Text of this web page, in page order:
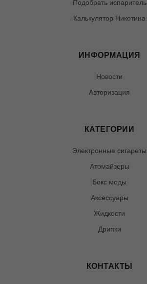
Подобрать испаритель
Калькулятор Никотина
ИНФОРМАЦИЯ
Новости
Авторизация
КАТЕГОРИИ
Электронные сигареты
Атомайзеры
Бокс моды
Аксессуары
Жидкости
Дрипки
КОНТАКТЫ